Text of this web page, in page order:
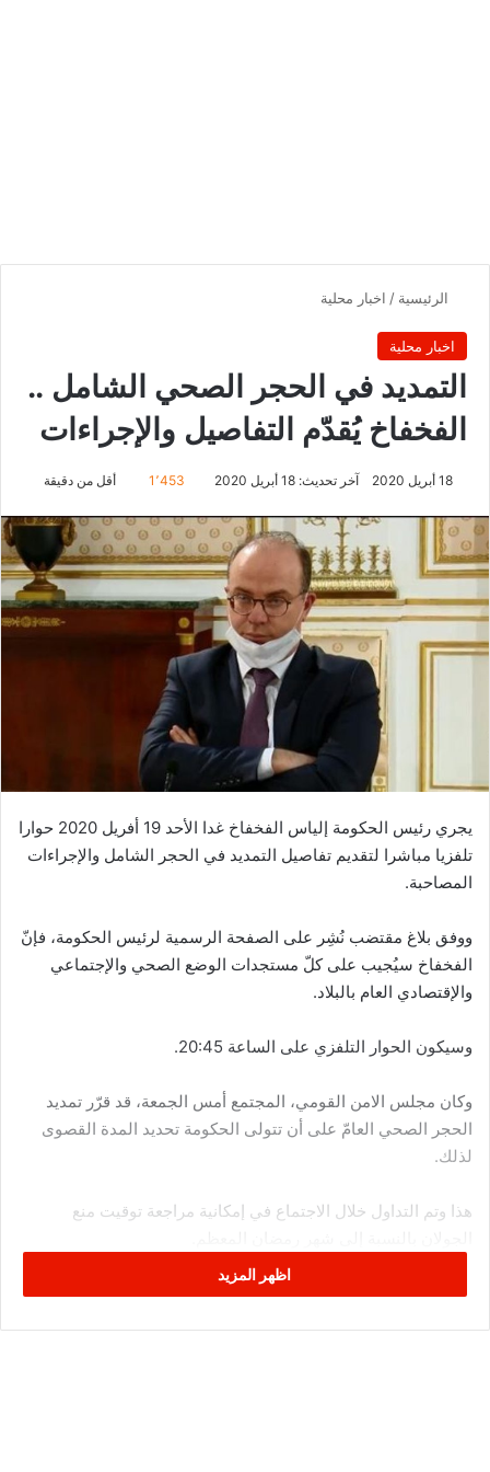
الرئيسية / اخبار محلية
اخبار محلية
التمديد في الحجر الصحي الشامل ..
الفخفاخ يُقدّم التفاصيل والإجراءات
18 أبريل 2020 آخر تحديث: 18 أبريل 2020 1٬453 أقل من دقيقة
يجري رئيس الحكومة إلياس الفخفاخ غدا الأحد 19 أفريل 2020 حوارا
تلفزيا مباشرا لتقديم تفاصيل التمديد في الحجر الشامل والإجراءات
المصاحبة.
ووفق بلاغ مقتضب نُشِر على الصفحة الرسمية لرئيس الحكومة، فإنّ
الفخفاخ سيُجيب على كلّ مستجدات الوضع الصحي والإجتماعي
والإقتصادي العام بالبلاد.
وسيكون الحوار التلفزي على الساعة 20:45.
وكان مجلس الامن القومي، المجتمع أمس الجمعة، قد قرّر تمديد
الحجر الصحي العامّ على أن تتولى الحكومة تحديد المدة القصوى
لذلك.
هذا وتم التداول خلال الاجتماع في إمكانية مراجعة توقيت منع
اظهر المزيد